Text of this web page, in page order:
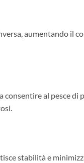
aumentando il
al pesce di
stabilità e